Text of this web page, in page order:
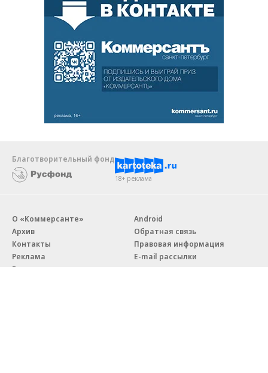
Благотворительный фонд
18+ реклама
О «Коммерсанте»
Архив
Контакты
Реклама
Вакансии
Android
Обратная связь
Правовая информация
E-mail рассылки